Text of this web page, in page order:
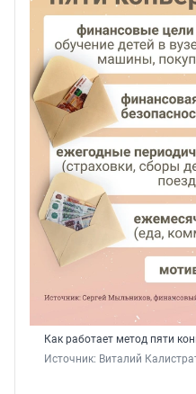
Как работает метод пяти
Источник: Виталий